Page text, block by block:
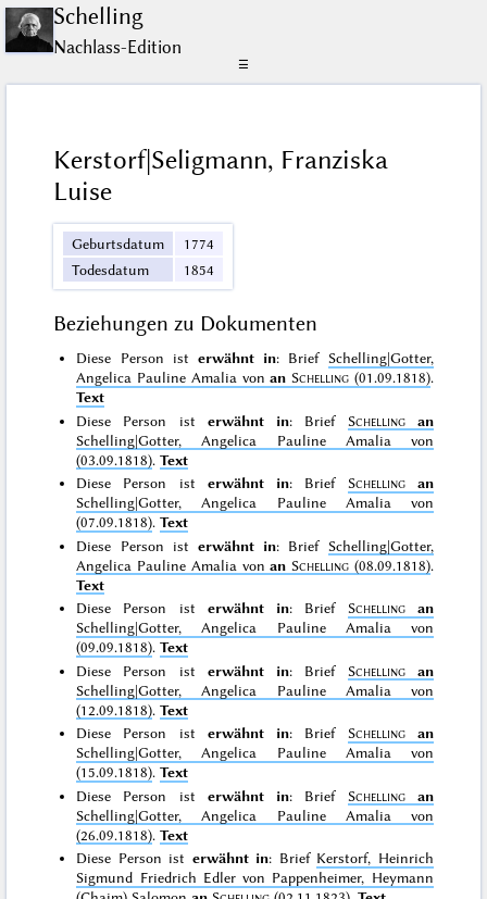
Schelling
Nachlass-Edition
☰
Kerstorf|Seligmann, Franziska
Luise
Geburtsdatum
1774
Todesdatum
1854
Beziehungen zu Dokumenten
Diese Person ist erwähnt in: Brief Schelling|Gotter,
Angelica Pauline Amalia vonan Schelling (01.09.1818).
Text
Diese Person ist erwähnt in: Brief Schelling
an
Schelling|Gotter, Angelica Pauline Amalia von
(03.09.1818).Text
Diese Person ist erwähnt in: Brief Schelling
an
Schelling|Gotter, Angelica Pauline Amalia von
(07.09.1818).Text
Diese Person ist erwähnt in: Brief Schelling|Gotter,
Angelica Pauline Amalia vonan Schelling (08.09.1818).
Text
Diese Person ist erwähnt in: Brief Schelling
an
Schelling|Gotter, Angelica Pauline Amalia von
(09.09.1818).Text
Diese Person ist erwähnt in: Brief Schelling
an
Schelling|Gotter, Angelica Pauline Amalia von
(12.09.1818).Text
Diese Person ist erwähnt in: Brief Schelling
an
Schelling|Gotter, Angelica Pauline Amalia von
(15.09.1818).Text
Diese Person ist erwähnt in: Brief Schelling
an
Schelling|Gotter, Angelica Pauline Amalia von
(26.09.1818).Text
Diese Person ist erwähnt in: Brief Kerstorf, Heinrich
Sigmund Friedrich Edler von Pappenheimer, Heymann